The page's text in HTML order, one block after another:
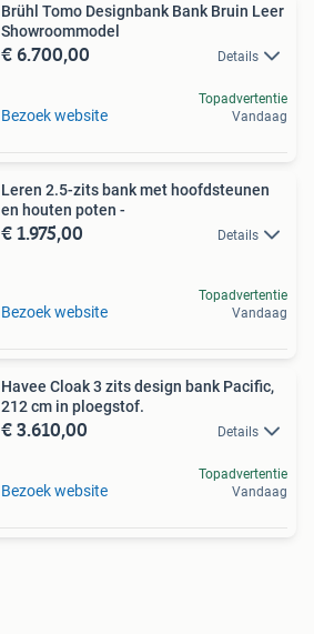
Brühl Tomo Designbank Bank Bruin Leer
Showroommodel
€ 6.700,00 Details
Bezoek website
Topadvertentie
Vandaag
Leren 2.5-zits bank met hoofdsteunen
en houten poten -
€ 1.975,00 Details
Bezoek website
Topadvertentie
Vandaag
Havee Cloak 3 zits design bank Pacific,
212 cm in ploegstof.
€ 3.610,00 Details
Bezoek website
Topadvertentie
Vandaag